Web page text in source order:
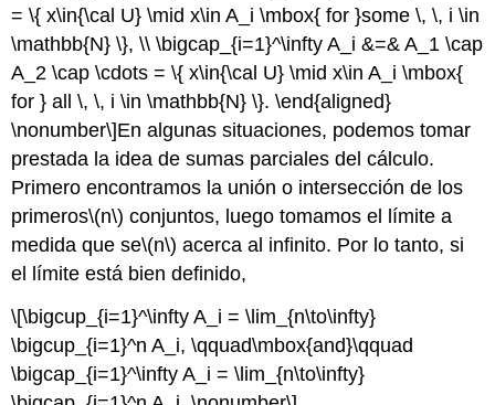
= \{ x\in{\cal U} \mid x\in A_i \mbox{ for }some \, \, i \in
\mathbb{N} \}, \\ \bigcap_{i=1}^\infty A_i &=& A_1 \cap
A_2 \cap \cdots = \{ x\in{\cal U} \mid x\in A_i \mbox{
for } all \, \, i \in \mathbb{N} \}. \end{aligned}
\nonumber\]En algunas situaciones, podemos tomar
prestada la idea de sumas parciales del cálculo.
Primero encontramos la unión o intersección de los
primeros\(n\) conjuntos, luego tomamos el límite a
medida que se\(n\) acerca al infinito. Por lo tanto, si
el límite está bien definido,
\[\bigcup_{i=1}^\infty A_i = \lim_{n\to\infty}
\bigcup_{i=1}^n A_i, \qquad\mbox{and}\qquad
\bigcap_{i=1}^\infty A_i = \lim_{n\to\infty}